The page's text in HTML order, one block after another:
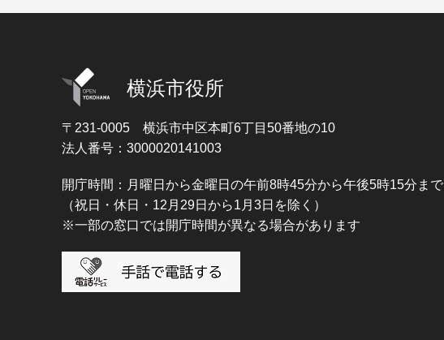
横浜市役所
〒231-0005 横浜市中区本町6丁目50番地の10
法人番号：3000020141003
開庁時間：月曜日から金曜日の午前8時45分から午後5時15分まで
（祝日・休日・12月29日から1月3日を除く）
※一部の窓口では開庁時間が異なる場合があります